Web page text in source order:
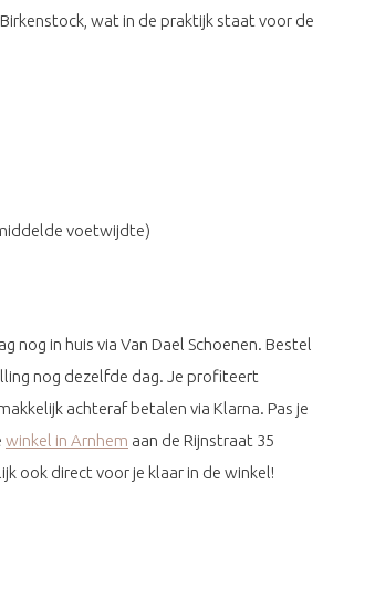
wat in de praktijk staat voor de
voetwijdte)
nog in huis via Van Dael Schoenen. Bestel
nog dezelfde dag. Je profiteert
achteraf betalen via Klarna. Pas je
winkel in Arnhem aan de Rijnstraat 35
ook direct voor je klaar in de winkel!